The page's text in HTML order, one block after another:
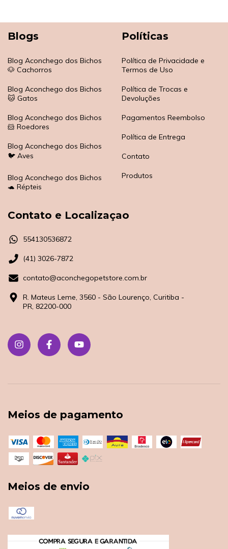
Blogs
Blog Aconchego dos Bichos
🐶 Cachorros
Blog Aconchego dos Bichos
🐱 Gatos
Blog Aconchego dos Bichos
🐹 Roedores
Blog Aconchego dos Bichos
🐦 Aves
Blog Aconchego dos Bichos
🐢 Répteis
Políticas
Política de Privacidade e
Termos de Uso
Política de Trocas e
Devoluções
Pagamentos Reembolso
Política de Entrega
Contato
Produtos
Contato e Localizaçao
554130536872
(41) 3026-7872
contato@aconchegopetstore.com.br
R. Mateus Leme, 3560 - São Lourenço, Curitiba -
PR, 82200-000
Meios de pagamento
Meios de envio